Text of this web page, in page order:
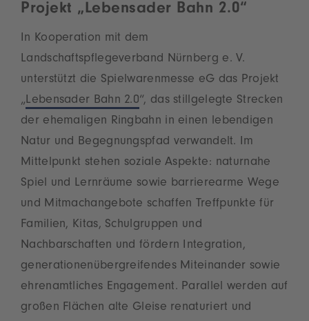
Projekt „Lebensader Bahn 2.0“
In Kooperation mit dem
Landschaftspflegeverband Nürnberg e. V.
unterstützt die Spielwarenmesse eG das Projekt
„Lebensader Bahn 2.0“, das stillgelegte Strecken
der ehemaligen Ringbahn in einen lebendigen
Natur und Begegnungspfad verwandelt. Im
Mittelpunkt stehen soziale Aspekte: naturnahe
Spiel und Lernräume sowie barrierearme Wege
und Mitmachangebote schaffen Treffpunkte für
Familien, Kitas, Schulgruppen und
Nachbarschaften und fördern Integration,
generationenübergreifendes Miteinander sowie
ehrenamtliches Engagement. Parallel werden auf
großen Flächen alte Gleise renaturiert und